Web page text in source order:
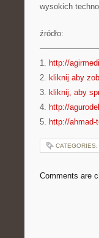
wysokich
źródło:
1. http://
2. kliknij aby
3. kliknij, aby
4. http://
5. http://ahmad-
CATEGORIES:
Comments are